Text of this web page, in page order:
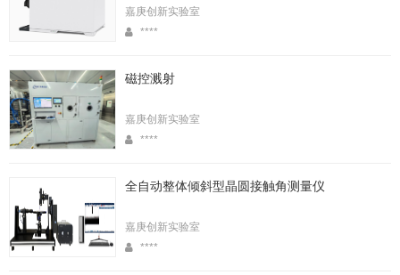
嘉庚创新实验室
****
磁控溅射
嘉庚创新实验室
****
全自动整体倾斜型晶圆接触角测量仪
嘉庚创新实验室
****